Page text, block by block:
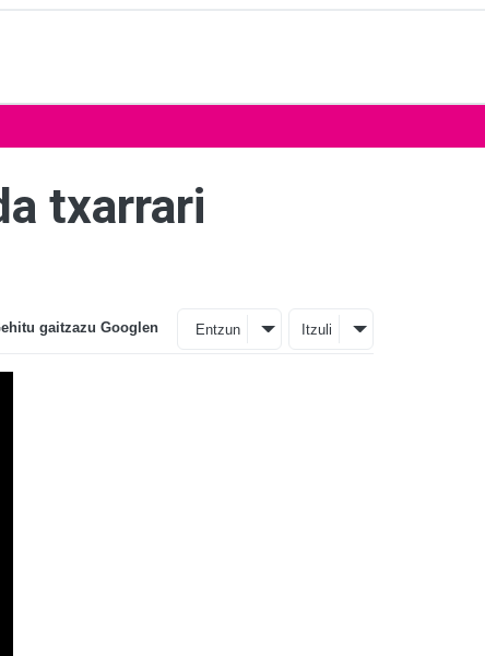
txarrari
gaitzazu Googlen Entzun Itzuli